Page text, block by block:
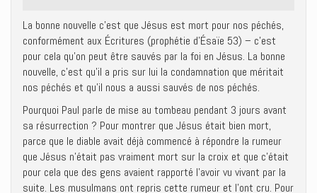
La bonne nouvelle c’est que Jésus est mort pour nos péchés,
conformément aux Écritures (prophétie d’Ésaïe 53) – c’est
pour cela qu’on peut être sauvés par la foi en Jésus. La bonne
nouvelle, c’est qu’il a pris sur lui la condamnation que méritait
nos péchés et qu’il nous a aussi sauvés de nos péchés.
Pourquoi Paul parle de mise au tombeau pendant 3 jours avant
sa résurrection ? Pour montrer que Jésus était bien mort,
parce que le diable avait déjà commencé à répondre la rumeur
que Jésus n’était pas vraiment mort sur la croix et que c’était
pour cela que des gens avaient rapporté l’avoir vu vivant par la
suite. Les musulmans ont repris cette rumeur et l’ont cru. Pour